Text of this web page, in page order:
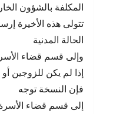
المكلفة بالشؤون
تتولى هذه الأخيرة
الحالة المدنية
وإلى قسم قضاء
إذا لم يكن للزوجين
فإن النسخة توجه
إلى قسم قضاء